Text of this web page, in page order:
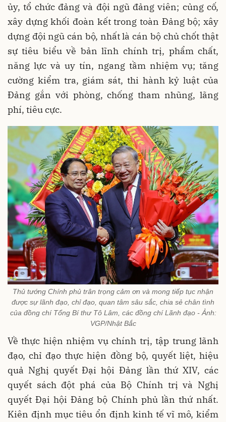
ủy, tổ chức đảng và đội ngũ đảng viên; củng cố,
xây dựng khối đoàn kết trong toàn Đảng bộ; xây
dựng đội ngũ cán bộ, nhất là cán bộ chủ chốt thật
sự tiêu biểu về bản lĩnh chính trị, phẩm chất,
năng lực và uy tín, ngang tầm nhiệm vụ; tăng
cường kiểm tra, giám sát, thi hành kỷ luật của
Đảng gắn với phòng, chống tham nhũng, lãng
phí, tiêu cực.
Thủ tướng Chính phủ trân trọng cảm ơn và mong tiếp tục nhận
được sự lãnh đạo, chỉ đạo, quan tâm sâu sắc, chia sẻ chân tình
của đồng chí Tổng Bí thư Tô Lâm, các đồng chí Lãnh đạo - Ảnh:
VGP/Nhật Bắc
Về thực hiện nhiệm vụ chính trị, tập trung lãnh
đạo, chỉ đạo thực hiện đồng bộ, quyết liệt, hiệu
quả Nghị quyết Đại hội Đảng lần thứ XIV, các
quyết sách đột phá của Bộ Chính trị và Nghị
quyết Đại hội Đảng bộ Chính phủ lần thứ nhất.
Kiên định mục tiêu ổn định kinh tế vĩ mô, kiểm